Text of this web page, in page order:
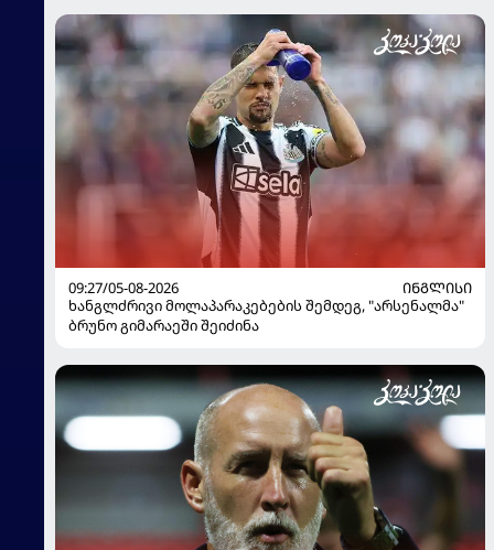
09:27/05-08-2026
ᲘᲜᲒᲚᲘᲡᲘ
ხანგლძრივი მოლაპარაკებების შემდეგ, "არსენალმა"
ბრუნო გიმარაეში შეიძინა